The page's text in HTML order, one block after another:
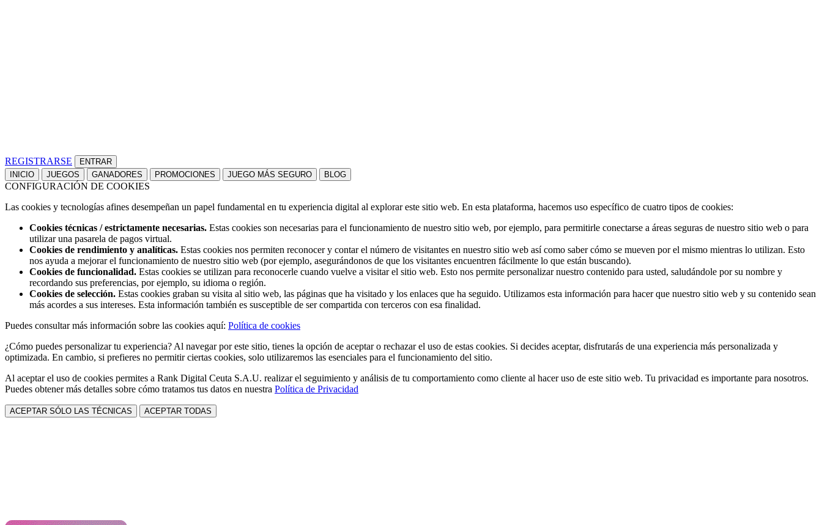
REGISTRARSE
INICIO JUEGOS GANADORES PROMOCIONES JUEGO MÁS SEGURO BLOG
CONFIGURACIÓN DE COOKIES
Las cookies y tecnologías afines desempeñan un papel fundamental en tu experiencia digital al explorar este sitio web. En esta plataforma, hacemos uso específico de cuatro tipos de cookies:
Cookies técnicas / estrictamente necesarias. Estas cookies son necesarias para el funcionamiento de nuestro sitio web, por ejemplo, para permitirle conectarse a áreas seguras de nuestro sitio web o para
utilizar una pasarela de pagos virtual.
Cookies de rendimiento y analíticas. Estas cookies nos permiten reconocer y contar el número de visitantes en nuestro sitio web así como saber cómo se mueven por el mismo mientras lo utilizan. Esto
nos ayuda a mejorar el funcionamiento de nuestro sitio web (por ejemplo, asegurándonos de que los visitantes encuentren fácilmente lo que están buscando).
Cookies de funcionalidad. Estas cookies se utilizan para reconocerle cuando vuelve a visitar el sitio web. Esto nos permite personalizar nuestro contenido para usted, saludándole por su nombre y
recordando sus preferencias, por ejemplo, su idioma o región.
Cookies de selección. Estas cookies graban su visita al sitio web, las páginas que ha visitado y los enlaces que ha seguido. Utilizamos esta información para hacer que nuestro sitio web y su contenido sean
más acordes a sus intereses. Esta información también es susceptible de ser compartida con terceros con esa finalidad.
Puedes consultar más información sobre las cookies aquí: Política de cookies
¿Cómo puedes personalizar tu experiencia? Al navegar por este sitio, tienes la opción de aceptar o rechazar el uso de estas cookies. Si decides aceptar, disfrutarás de una experiencia más personalizada y
optimizada. En cambio, si prefieres no permitir ciertas cookies, solo utilizaremos las esenciales para el funcionamiento del sitio.
Al aceptar el uso de cookies permites a Rank Digital Ceuta S.A.U. realizar el seguimiento y análisis de tu comportamiento como cliente al hacer uso de este sitio web. Tu privacidad es importante para nosotros.
Puedes obtener más detalles sobre cómo tratamos tus datos en nuestra Política de Privacidad
ACEPTAR SÓLO LAS TÉCNICAS ACEPTAR TODAS